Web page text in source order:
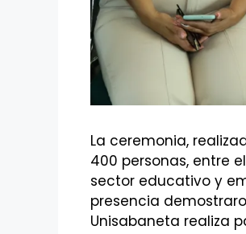
La ceremonia,
400 personas, entre
sector educativo y
presencia
Unisabaneta realiza